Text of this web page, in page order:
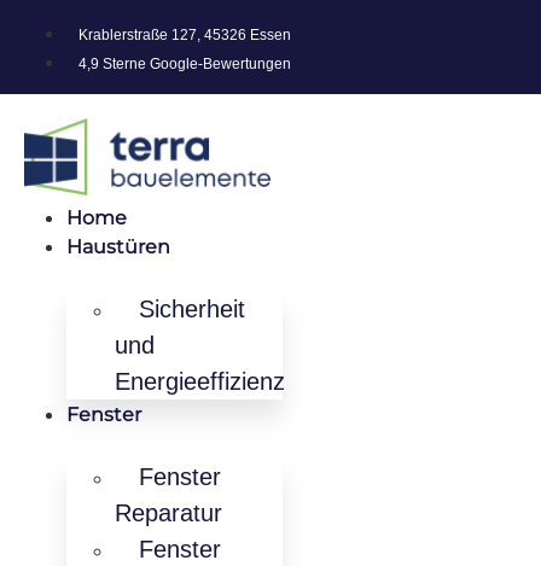
Krablerstraße 127, 45326 Essen
4,9 Sterne Google-Bewertungen
Home
Haustüren
Sicherheit
und
Energieeffizienz
Fenster
Fenster
Reparatur
Fenster